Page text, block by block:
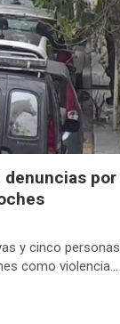
por
y cinco personas
como violencia…